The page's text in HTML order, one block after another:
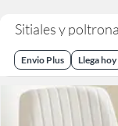
Sitiales y
Envio Plus Llega hoy